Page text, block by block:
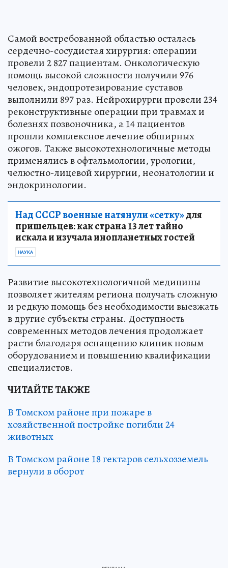
Самой востребованной областью осталась
сердечно-сосудистая хирургия: операции
провели 2 827 пациентам. Онкологическую
помощь высокой сложности получили 976
человек, эндопротезирование суставов
выполнили 897 раз. Нейрохирурги провели 234
реконструктивные операции при травмах и
болезнях позвоночника, а 14 пациентов
прошли комплексное лечение обширных
ожогов. Также высокотехнологичные методы
применялись в офтальмологии, урологии,
челюстно-лицевой хирургии, неонатологии и
эндокринологии.
Над СССР военные натянули «сетку»для
пришельцев: как страна 13 лет тайно
искала и изучала инопланетных гостей
НАУКА
Развитие высокотехнологичной медицины
позволяет жителям региона получать сложную
и редкую помощь без необходимости выезжать
в другие субъекты страны. Доступность
современных методов лечения продолжает
расти благодаря оснащению клиник новым
оборудованием и повышению квалификации
специалистов.
ЧИТАЙТЕ ТАКЖЕ
В Томском районе при пожаре в
хозяйственной постройке погибли 24
животных
В Томском районе 18 гектаров сельхозземель
вернули в оборот